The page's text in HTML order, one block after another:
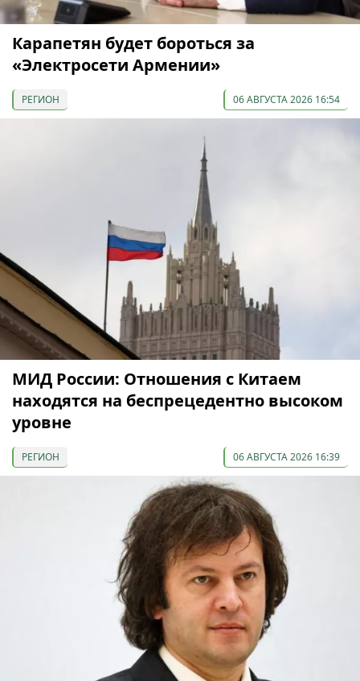
Карапетян будет бороться за
«Электросети Армении»
РЕГИОН 06 АВГУСТА 2026 16:54
МИД России: Отношения с Китаем
находятся на беспрецедентно высоком
уровне
РЕГИОН 06 АВГУСТА 2026 16:39